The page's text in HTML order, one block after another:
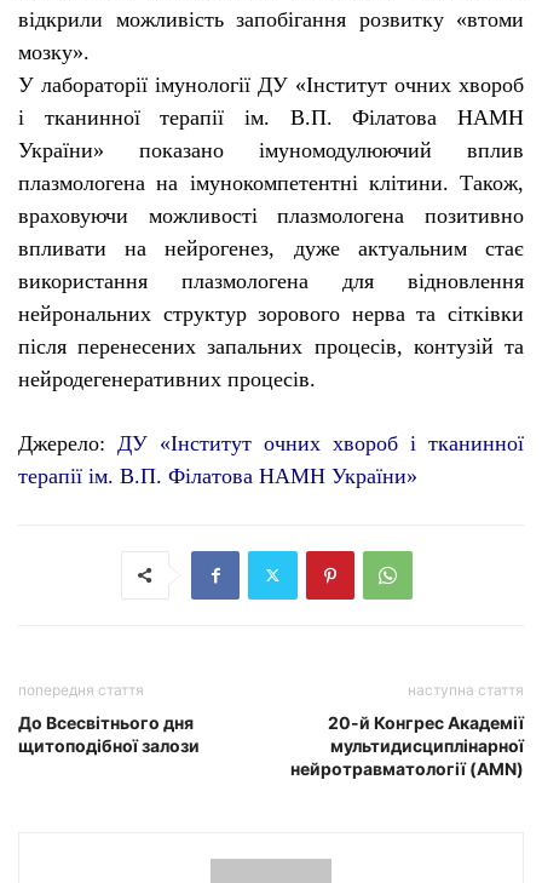
відкрили можливість запобігання розвитку «втоми
мозку».
У лабораторії імунології ДУ «Інститут очних хвороб
і тканинної терапії ім. В.П. Філатова НАМН
України» показано імуномодулюючий вплив
плазмологена на імунокомпетентні клітини. Також,
враховуючи можливості плазмологена позитивно
впливати на нейрогенез, дуже актуальним стає
використання плазмологена для відновлення
нейрональних структур зорового нерва та сітківки
після перенесених запальних процесів, контузій та
нейродегенеративних процесів.
Джерело: ДУ «Інститут очних хвороб і тканинної
терапії ім. В.П. Філатова НАМН України»
попередня стаття
До Всесвітнього дня
щитоподібної залози
наступна стаття
20-й Конгрес Академії
мультидисциплінарної
нейротравматології (AMN)